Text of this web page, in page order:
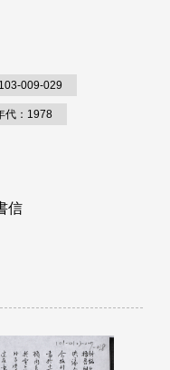
009-029
代：1978
信